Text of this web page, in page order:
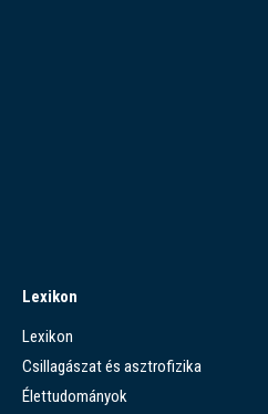
Lexikon
Lexikon
Csillagászat és asztrofizika
Élettudományok